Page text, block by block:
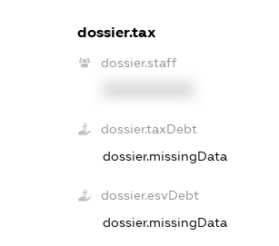
dossier.tax
dossier.staff
dossier.taxDebt
dossier.missingData
dossier.esvDebt
dossier.missingData